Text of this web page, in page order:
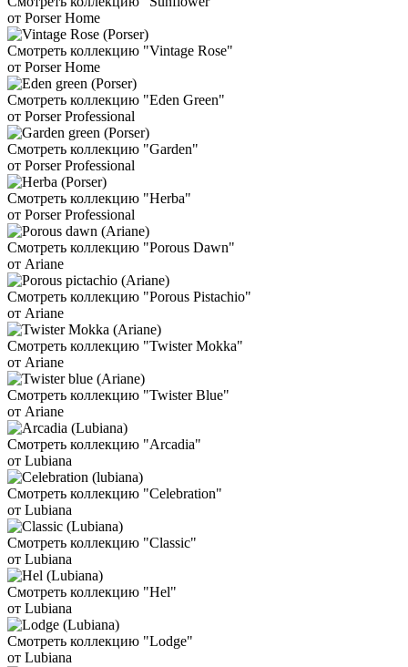
от Porser Home
Смотреть коллекцию "Vintage Rose"
от Porser Home
Смотреть коллекцию "Eden Green"
от Porser Professional
Смотреть коллекцию "Garden"
от Porser Professional
Смотреть коллекцию "Herba"
от Porser Professional
Смотреть коллекцию "Porous Dawn"
от Ariane
Смотреть коллекцию "Porous Pistachio"
от Ariane
Смотреть коллекцию "Twister Mokka"
от Ariane
Смотреть коллекцию "Twister Blue"
от Ariane
Смотреть коллекцию "Arcadia"
от Lubiana
Смотреть коллекцию "Celebration"
от Lubiana
Смотреть коллекцию "Classic"
от Lubiana
Смотреть коллекцию "Hel"
от Lubiana
Смотреть коллекцию "Lodge"
от Lubiana